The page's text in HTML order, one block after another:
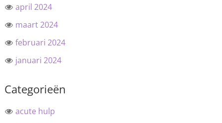
april 2024
maart 2024
februari 2024
januari 2024
Categorieën
acute hulp